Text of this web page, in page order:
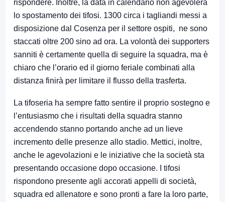
rispondere. Inoltre, la data in calendario non agevolerà
lo spostamento dei tifosi. 1300 circa i tagliandi messi a
disposizione dal Cosenza per il settore ospiti, ne sono
staccati oltre 200 sino ad ora. La volontà dei supporters
sanniti è certamente quella di seguire la squadra, ma è
chiaro che l’orario ed il giorno feriale combinati alla
distanza finirà per limitare il flusso della trasferta.
La tifoseria ha sempre fatto sentire il proprio sostegno e
l’entusiasmo che i risultati della squadra stanno
accendendo stanno portando anche ad un lieve
incremento delle presenze allo stadio. Mettici, inoltre,
anche le agevolazioni e le iniziative che la società sta
presentando occasione dopo occasione. I tifosi
rispondono presente agli accorati appelli di società,
squadra ed allenatore e sono pronti a fare la loro parte,